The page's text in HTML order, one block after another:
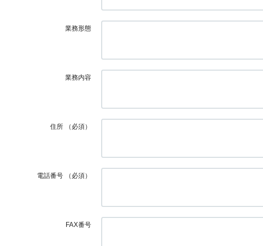
業務形態
業務内容
住所 （必須）
電話番号 （必須）
FAX番号